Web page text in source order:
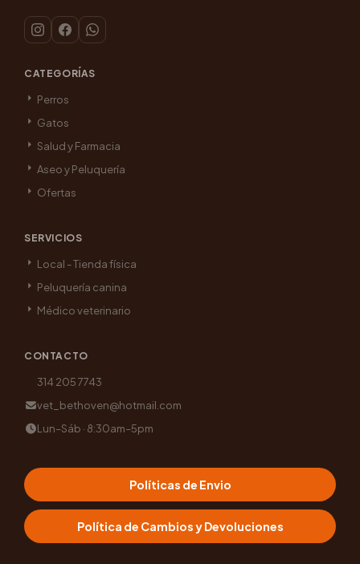
CATEGORÍAS
Perros
Gatos
Salud y Farmacia
Aseo y Peluquería
Ofertas
SERVICIOS
Local - Tienda física
Peluquería canina
Médico veterinario
CONTACTO
314 205 7743
vet_bethoven@hotmail.com
Lun–Sáb · 8:30am–5pm
Políticas de Envio
Política de Cambios y Devoluciones